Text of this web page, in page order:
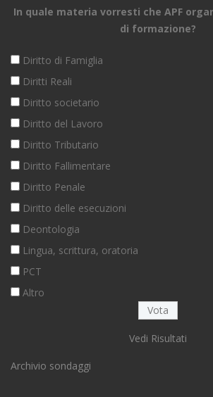
In quale materia vorresti che APF
di formazione?
Diritto di Famiglia
Diritti Reali
Diritto societario
Diritto del Lavoro
Diritto Tributario
Diritto Fallimentare
Diritto Penale
Diritto delle esecuzioni
Deontologia
Lingua, scrittura, oratoria
PCT
Altro
Vedi Risultati
Archivio sondaggi